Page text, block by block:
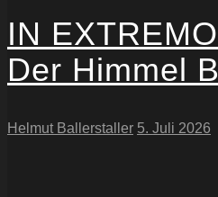
IN
Der Himmel
Helmut Ballerstaller 5. Juli 2026